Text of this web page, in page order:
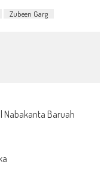
Zubeen Garg
| Nabakanta Baruah